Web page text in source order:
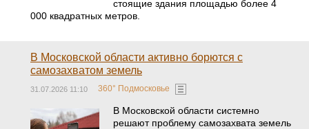
стоящие здания площадью более 4
000 квадратных метров.
В Московской области активно борются с
самозахватом земель
31.07.2026 11:10 360° Подмосковье
В Московской области системно
решают проблему самозахвата земель